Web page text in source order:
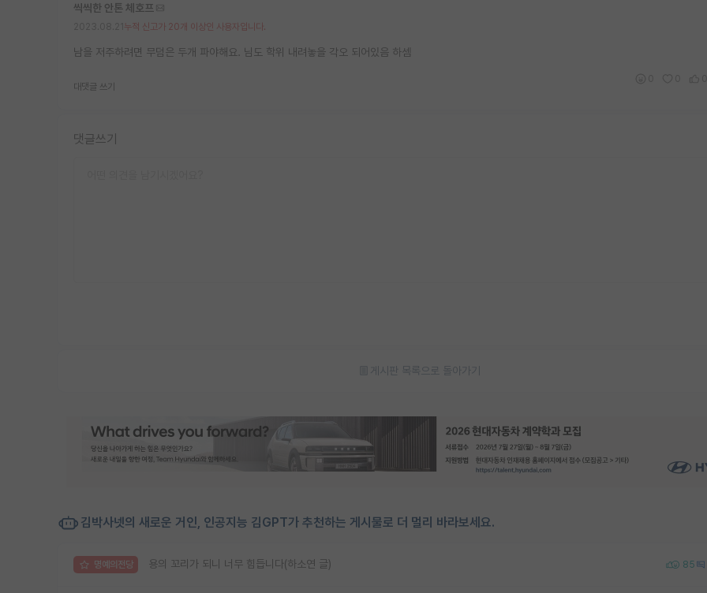
씩씩한 안톤 체호프
누적 신고가 20개 이상인 사용자입니다.
남을 저주하려면 무덤은 두개 파야해요. 님도 학위 내려놓을 각오 되어있음 하셈
대댓글 쓰기
댓글쓰기
게시판 목록으로 돌아가기
김박사넷의 새로운 거인, 인공지능 김GPT가 추천하는 게시물로 더 멀리 바라보세요.
명예의전당 용의 꼬리가 되니 너무 힘듭니다(하소연 글) 85